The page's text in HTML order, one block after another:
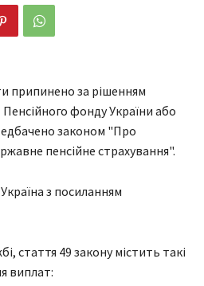
припинено за рішенням
фонду України або
законом "Про
пенсійне страхування".
з посиланням
стаття 49 закону містить такі
виплат: